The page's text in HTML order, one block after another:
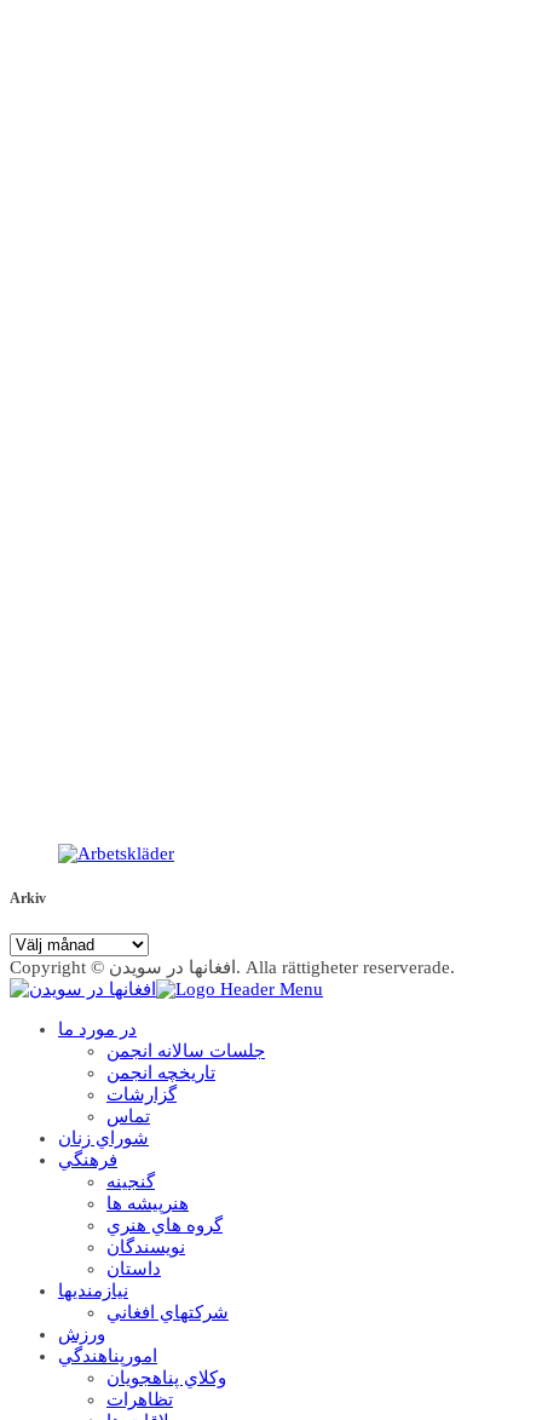
Arkiv
Arkiv
Copyright © افغانها در سویدن. Alla rättigheter reserverade.
در مورد ما
جلسات سالانه انجمن
تاریخچه انجمن
گزارشات
تماس
شوراي زنان
فرهنگي
گنجينه
هنرپيشه ها
گروه هاي هنري
نويسندگان
داستان
نيازمنديها
شرکتهاي افغاني
ورزش
امورپناهندگي
وکلاي پناهجويان
تظاهرات